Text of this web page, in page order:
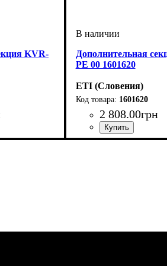
KVR-
Дополнительная
PE 00 1601620
ETI (Словения)
1601620
2 808.00грн
Тип изделия:
Аксессуары:
Серия: KVR